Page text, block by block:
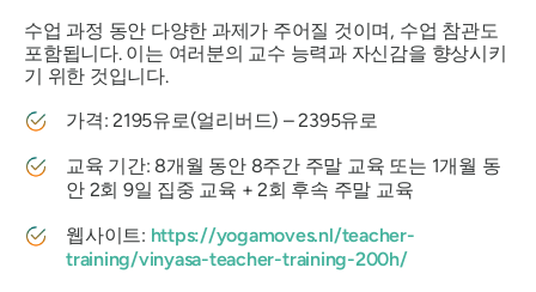
수업 과정 동안 다양한 과제가 주어질 것이며, 수업 참관도
포함됩니다. 이는 여러분의 교수 능력과 자신감을 향상시키
기 위한 것입니다.
가격: 2195유로(얼리버드) – 2395유로
교육 기간: 8개월 동안 8주간 주말 교육 또는 1개월 동
안 2회 9일 집중 교육 + 2회 후속 주말 교육
웹사이트: https://yogamoves.nl/teacher-
training/vinyasa-teacher-training-200h/